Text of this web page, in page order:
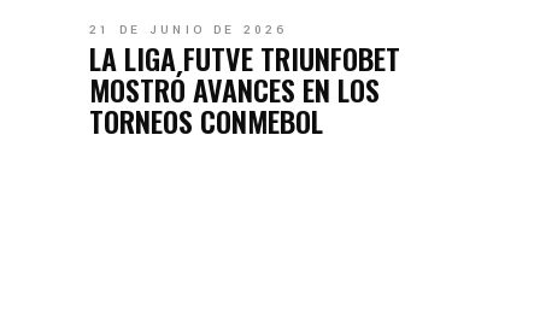
21 DE JUNIO DE 2026
LA LIGA FUTVE TRIUNFOBET
MOSTRÓ AVANCES EN LOS
TORNEOS CONMEBOL